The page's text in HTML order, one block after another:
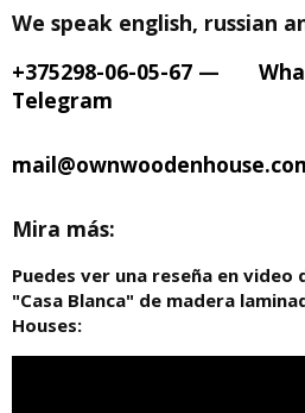
We speak english, russian
+375298-06-05-67 —
Telegram
Mira más:
Puedes ver una reseña en video
"Casa Blanca" de madera
Houses: